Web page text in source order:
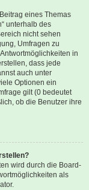
eines Themas
unterhalb des
nicht sehen
Umfragen zu
in
dass jede
auch unter
Optionen ein
gilt (0 bedeutet
ob die Benutzer ihre
wird durch die Board-
als